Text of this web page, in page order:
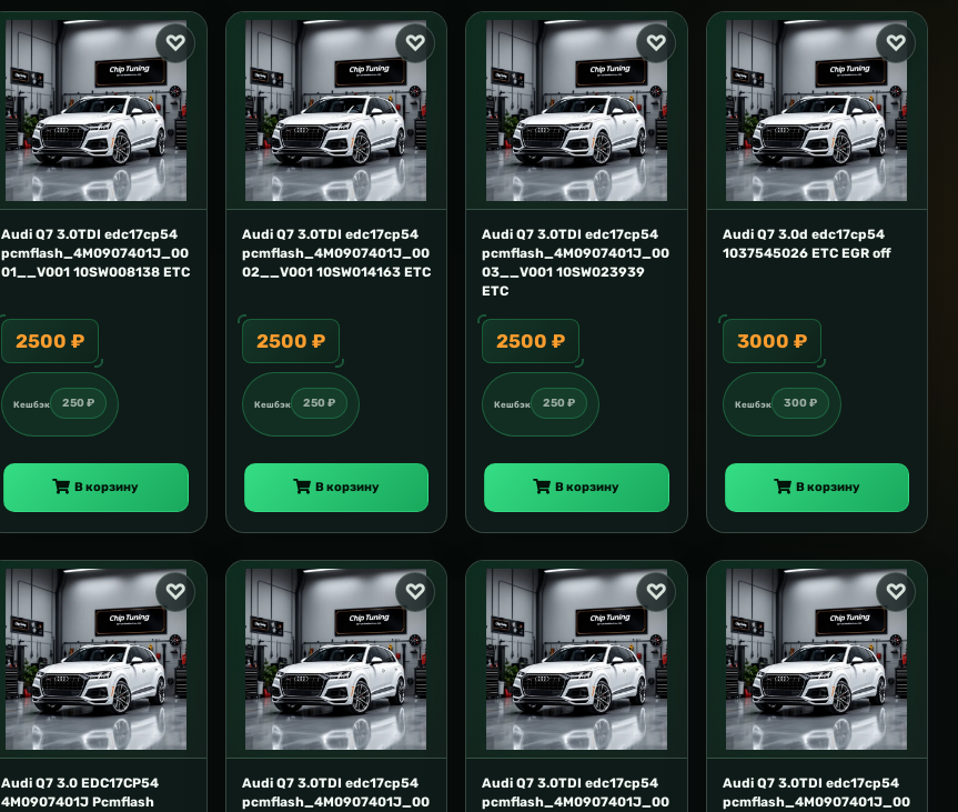
Audi Q7 3.0TDI edc17cp54
pcmflash_4M0907401J_00
01__V001 10SW008138 ETC
2500 ₽
Кешбэк 250 ₽
В корзину
Audi Q7 3.0TDI edc17cp54
pcmflash_4M0907401J_00
02__V001 10SW014163 ETC
2500 ₽
Кешбэк 250 ₽
В корзину
Audi Q7 3.0TDI edc17cp54
pcmflash_4M0907401J_00
03__V001 10SW023939
ETC
2500 ₽
Кешбэк 250 ₽
В корзину
Audi Q7 3.0d edc17cp54
1037545026 ETC EGR off
3000 ₽
Кешбэк 300 ₽
В корзину
Audi Q7 3.0 EDC17CP54
4M0907401J Pcmflash
Audi Q7 3.0TDI edc17cp54
pcmflash_4M0907401J_00
Audi Q7 3.0TDI edc17cp54
pcmflash_4M0907401J_00
Audi Q7 3.0TDI edc17cp54
pcmflash_4M0907401J_00